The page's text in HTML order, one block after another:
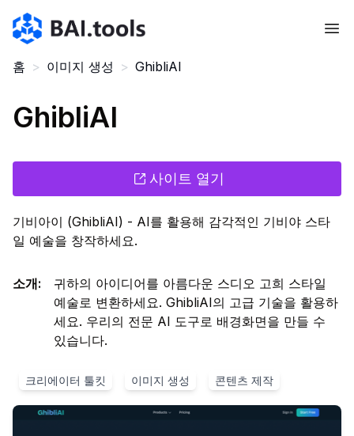
Bai.tools
홈 > 이미지 생성 > GhibliAI
GhibliAI
사이트 열기
기비아이 (GhibliAI) - AI를 활용해 감각적인 기비야 스타
일 예술을 창작하세요.
소개:
귀하의 아이디어를 아름다운 스디오 고희 스타일
예술로 변환하세요. GhibliAI의 고급 기술을 활용하
세요. 우리의 전문 AI 도구로 배경화면을 만들 수
있습니다.
크리에이터 툴킷 이미지 생성 콘텐츠 제작